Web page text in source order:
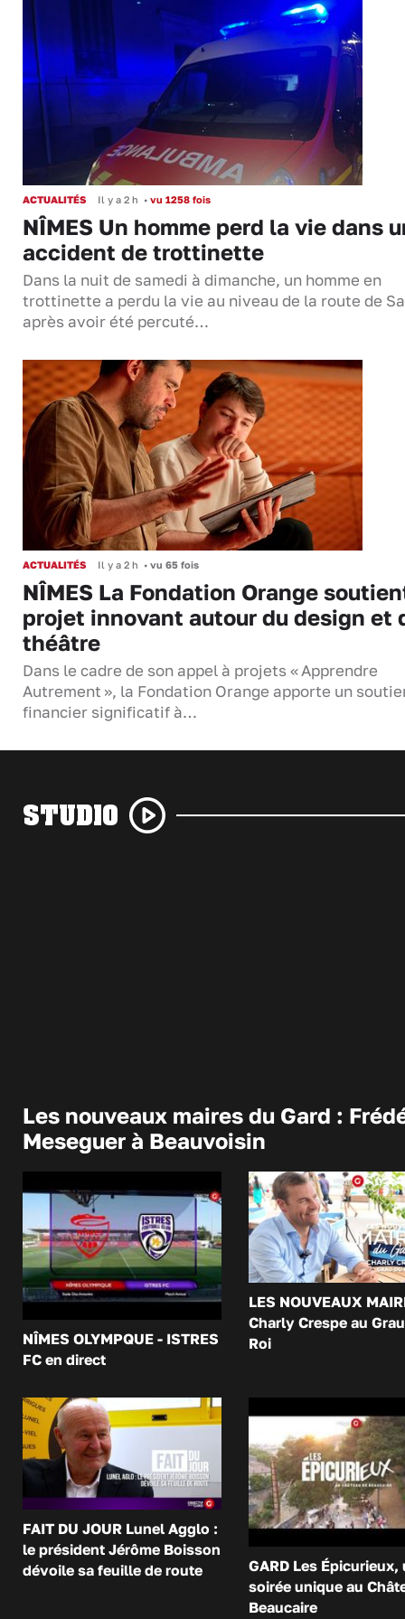
ACTUALITÉS Il y a 2 h • vu 1258 fois
NÎMES Un homme perd la vie dans
accident de trottinette
Dans la nuit de samedi à dimanche, un homme en
trottinette a perdu la vie au niveau de la route de
après avoir été percuté…
ACTUALITÉS Il y a 2 h • vu 65 fois
NÎMES La Fondation Orange
projet innovant autour du design et
théâtre
Dans le cadre de son appel à projets « Apprendre
Autrement », la Fondation Orange apporte un
financier significatif à…
STUDIO
Les nouveaux maires du Gard :
Meseguer à Beauvoisin
NÎMES OLYMPQUE - ISTRES
FC en direct
LES NOUVEAUX
Charly Crespe au
Roi
FAIT DU JOUR Lunel Agglo :
le président Jérôme Boisson
dévoile sa feuille de route
GARD Les Épicurieux,
soirée unique au
Beaucaire